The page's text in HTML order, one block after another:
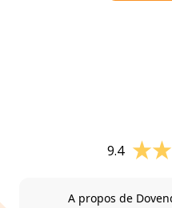
9.4
A propos de